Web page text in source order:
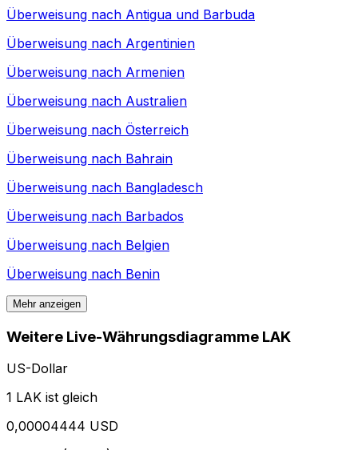
Überweisung nach Antigua und Barbuda
Überweisung nach Argentinien
Überweisung nach Armenien
Überweisung nach Australien
Überweisung nach Österreich
Überweisung nach Bahrain
Überweisung nach Bangladesch
Überweisung nach Barbados
Überweisung nach Belgien
Überweisung nach Benin
Mehr anzeigen
Weitere Live-Währungsdiagramme LAK
US-Dollar
1 LAK ist gleich
0,00004444 USD